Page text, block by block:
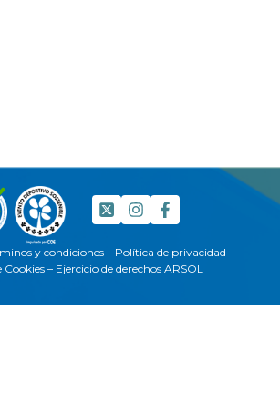
y condiciones – Política de privacidad –
Cookies– Ejercicio de derechos ARSOL